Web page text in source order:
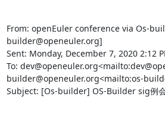
From: openEuler conference via Os-
builder@openeuler.org]
Sent: Monday, December 7, 2020 2:12
To:
builder@openeuler.org<mailto:os-
Subject: [Os-builder] OS-Builder sig例